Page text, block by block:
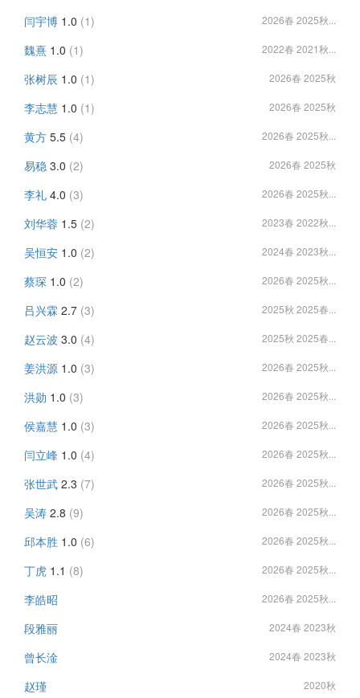
闫宇博 1.0 (1) 2026春 2025秋...
魏熹 1.0 (1) 2022春 2021秋...
张树辰 1.0 (1) 2026春 2025秋
李志慧 1.0 (1) 2026春 2025秋
黄方 5.5 (4) 2026春 2025秋...
易稳 3.0 (2) 2026春 2025秋
李礼 4.0 (3) 2026春 2025秋...
刘华蓉 1.5 (2) 2023春 2022秋...
吴恒安 1.0 (2) 2024春 2023秋...
蔡琛 1.0 (2) 2026春 2025秋...
吕兴霖 2.7 (3) 2025秋 2025春...
赵云波 3.0 (4) 2025秋 2025春...
姜洪源 1.0 (3) 2026春 2025秋...
洪勋 1.0 (3) 2026春 2025秋...
侯嘉慧 1.0 (3) 2026春 2025秋...
闫立峰 1.0 (4) 2026春 2025秋...
张世武 2.3 (7) 2026春 2025秋...
吴涛 2.8 (9) 2026春 2025秋...
邱本胜 1.0 (6) 2026春 2025秋...
丁虎 1.1 (8) 2026春 2025秋...
李皓昭 2026春 2025秋...
段雅丽 2024春 2023秋
曾长淦 2024春 2023秋
赵瑾 2020秋